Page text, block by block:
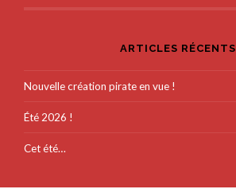
ARTICLES RÉCENTS
Nouvelle création pirate en vue !
Été 2026 !
Cet été…